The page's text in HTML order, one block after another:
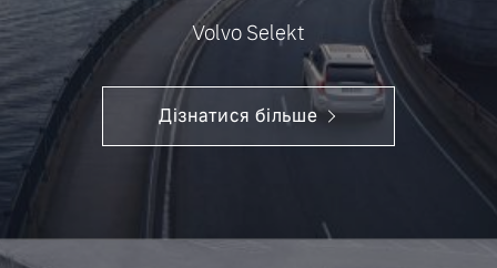
Volvo Selekt
Дізнатися більше